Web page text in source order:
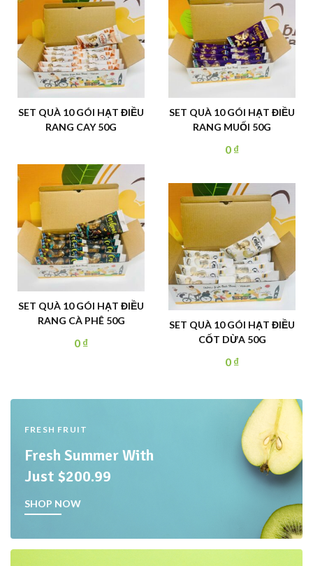
SET QUÀ 10 GÓI HẠT ĐIỀU
RANG MUỐI 50G
SET QUÀ 10 GÓI HẠT ĐIỀU
CỐT DỪA 50G
HẠT ĐIỀU TƯƠI (CHƯA
RANG) LOẠI NGUYÊN HẠT
CHUẨN HỘP 500G
140.000
SIÊU HẠT DINH DƯỠNG
GRANOLA 500G
170.000
FRESH FRUIT
Fresh Summer With
Just $200.99
SHOP NOW